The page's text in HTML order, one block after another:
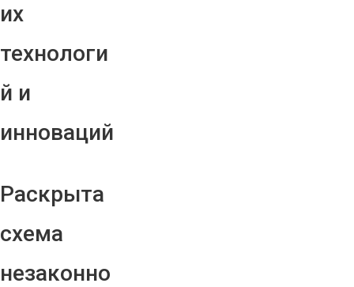
их
технологи
й и
инноваций
Раскрыта
схема
незаконно